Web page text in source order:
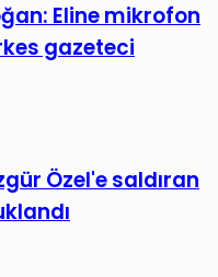
Eline mikrofon
gazeteci
Özel'e saldıran